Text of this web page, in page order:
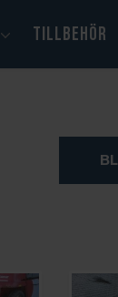
TILLBEHÖR